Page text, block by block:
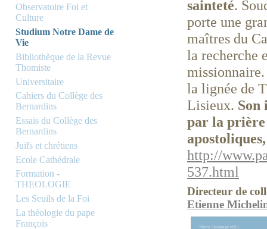
Observatoire Foi et
Culture
Studium Notre Dame de
Vie
Bibliothèque de la Revue
Thomiste
Universitaire
Cahiers du Collège des
Bernardins
Essais du Collège des
Bernardins
Juifs et chrétiens
Ecole Cathédrale
Formation -
THEOLOGIE
Les Seuils de la Foi
La théologie du pape
François
sainteté.
porte une
maîtres du
la recherche
la lignée de
Lisieux. Son
par la prière
http://
537.html
Directeur de
Etienne